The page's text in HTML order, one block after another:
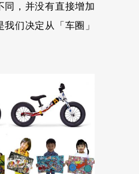
同，并没有直接增加
们决定从「车圈」